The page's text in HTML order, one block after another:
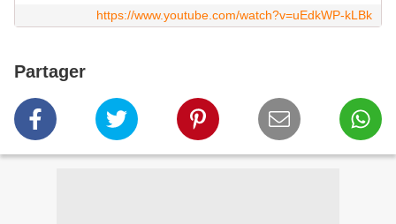
https://www.youtube.com/watch?v=uEdkWP-kLBk
Partager